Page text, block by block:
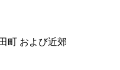
町 および近郊